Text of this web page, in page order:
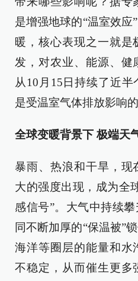
是增强地球的“温室效应
暖，核心表现之一就是
发，对农业、能源、健
从10月15日持续了近
是受温室气体排放影响的
全球变暖背景下 极端天
暴雨、热浪和干旱，现
大的强度出现，成为全
感信号”。大气中持续
同不断加厚的“保温被”
海洋等圈层的能量和水
不稳定，从而催生更多